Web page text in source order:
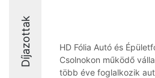
Díjazottak
HD Fólia Autó és
Csolnokon működő
több éve foglalkozik